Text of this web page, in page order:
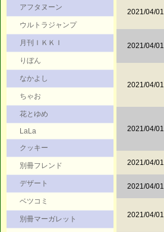
アフタヌーン
ウルトラジャンプ
月刊ＩＫＫＩ
りぼん
なかよし
ちゃお
花とゆめ
LaLa
クッキー
別冊フレンド
デザート
ベツコミ
別冊マーガレット
2021/04/01
2021/04/01
2021/04/01
2021/04/01
2021/04/01
2021/04/01
2021/04/01